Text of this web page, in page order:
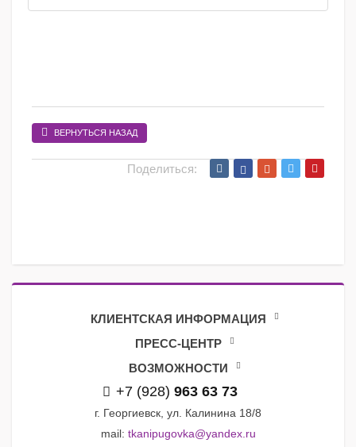
ВЕРНУТЬСЯ НАЗАД
Поделиться:
КЛИЕНТСКАЯ ИНФОРМАЦИЯ
ПРЕСС-ЦЕНТР
ВОЗМОЖНОСТИ
+7 (928) 963 63 73
г. Георгиевск, ул. Калинина 18/8
mail: tkanipugovka@yandex.ru